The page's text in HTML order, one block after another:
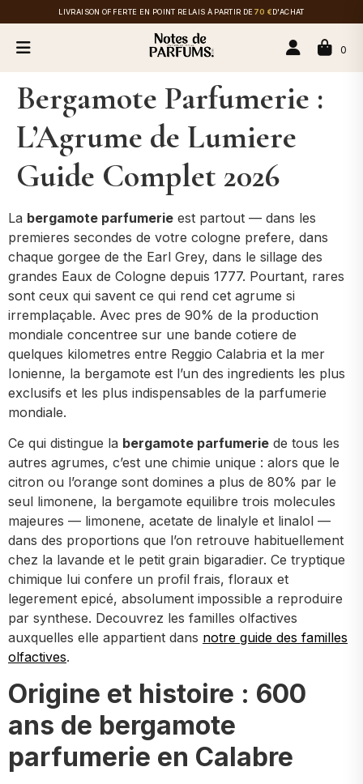
LIVRAISON OFFERTE EN POINT RELAIS À PARTIR DE 70 €D'ACHAT
0
Bergamote Parfumerie :
L’Agrume de Lumiere
Guide Complet 2026
La bergamote parfumerie est partout — dans les
premieres secondes de votre cologne prefere, dans
chaque gorgee de the Earl Grey, dans le sillage des
grandes Eaux de Cologne depuis 1777. Pourtant, rares
sont ceux qui savent ce qui rend cet agrume si
irremplaçable. Avec pres de 90% de la production
mondiale concentree sur une bande cotiere de
quelques kilometres entre Reggio Calabria et la mer
Ionienne, la bergamote est l’un des ingredients les plus
exclusifs et les plus indispensables de la parfumerie
mondiale.
Ce qui distingue la bergamote parfumerie de tous les
autres agrumes, c’est une chimie unique : alors que le
citron ou l’orange sont domines a plus de 80% par le
seul limonene, la bergamote equilibre trois molecules
majeures — limonene, acetate de linalyle et linalol —
dans des proportions que l’on retrouve habituellement
chez la lavande et le petit grain bigaradier. Ce tryptique
chimique lui confere un profil frais, floraux et
legerement epicé, absolument impossible a reproduire
par synthese. Decouvrez les familles olfactives
auxquelles elle appartient dans notre guide des familles
olfactives.
Origine et histoire : 600
ans de bergamote
parfumerie en Calabre